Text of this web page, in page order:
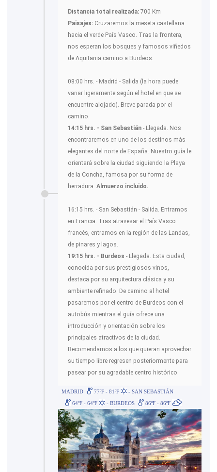
Distancia total realizada: 700 Km
Paisajes: Cruzaremos la meseta castellana
hacia el verde País Vasco. Tras la frontera,
nos esperan los bosques y famosos viñedos
de Aquitania camino a Burdeos.
08:00 hrs. - Madrid - Salida (la hora puede
variar ligeramente según el hotel en que se
encuentre alojado). Breve parada por el
camino.
14:15 hrs. - San Sebastián - Llegada. Nos
encontraremos en uno de los destinos más
elegantes del norte de España. Nuestro guía le
orientará sobre la ciudad siguiendo la Playa
de la Concha, famosa por su forma de
herradura. Almuerzo incluido.
16:15 hrs. - San Sebastián - Salida. Entramos
en Francia. Tras atravesar el País Vasco
francés, entramos en la región de las Landas,
de pinares y lagos.
19:15 hrs. - Burdeos - Llegada. Esta ciudad,
conocida por sus prestigiosos vinos,
destaca por su arquitectura clásica y su
ambiente refinado. De camino al hotel
pasaremos por el centro de Burdeos con el
autobús mientras el guía ofrece una
introducción y orientación sobre los
principales atractivos de la ciudad.
Recomendamos a los que quieran aprovechar
su tiempo libre regresen posteriormente para
pasear por su agradable centro histórico.
MADRID 77ºF - 81ºF
- SAN SEBASTIÁN
64ºF - 64ºF
- BURDEOS 86ºF - 86ºF